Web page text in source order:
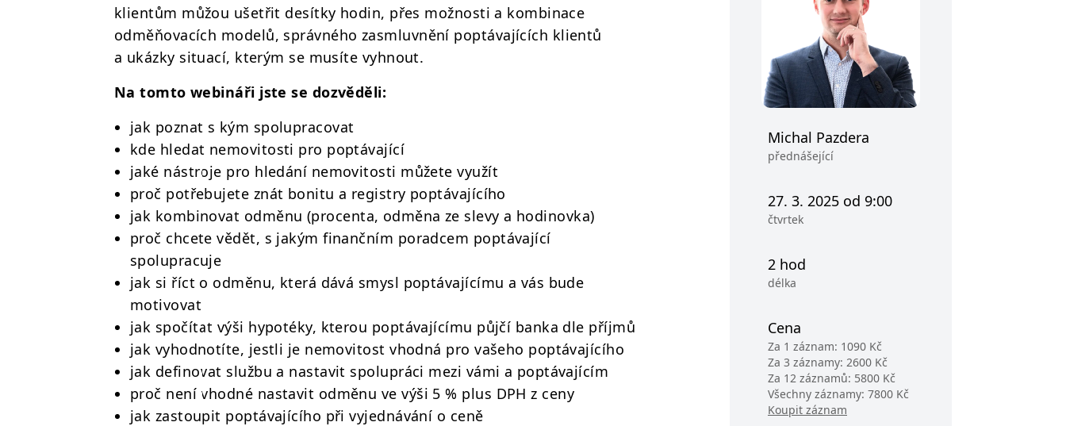
Michal Pazdera
přednášející
27. 3. 2025 od 9:00
čtvrtek
2 hod
délka
Cena
Za 1 záznam: 1090 Kč
Za 3 záznamy: 2600 Kč
Za 12 záznamů: 5800 Kč
Všechny záznamy: 7800 Kč
Koupit záznam
klientům můžou ušetřit desítky hodin, přes možnosti a kombinace
odměňovacích modelů, správného zasmluvnění poptávajících klientů
a ukázky situací, kterým se musíte vyhnout.
Na tomto webináři jste se dozvěděli:
jak poznat s kým spolupracovat
kde hledat nemovitosti pro poptávající
jaké nástroje pro hledání nemovitosti můžete využít
proč potřebujete znát bonitu a registry poptávajícího
jak kombinovat odměnu (procenta, odměna ze slevy a hodinovka)
proč chcete vědět, s jakým finančním poradcem poptávající
spolupracuje
jak si říct o odměnu, která dává smysl poptávajícímu a vás bude
motivovat
jak spočítat výši hypotéky, kterou poptávajícímu půjčí banka dle příjmů
jak vyhodnotíte, jestli je nemovitost vhodná pro vašeho poptávajícího
jak definovat službu a nastavit spolupráci mezi vámi a poptávajícím
proč není vhodné nastavit odměnu ve výši 5 % plus DPH z ceny
jak zastoupit poptávajícího při vyjednávání o ceně